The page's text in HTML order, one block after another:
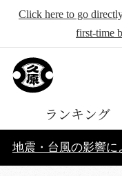
Click here to go
first-time
ランキング
地震・台風の影響に